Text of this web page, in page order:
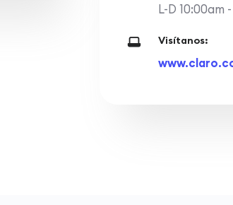
L-D 10:00am
Visítanos: